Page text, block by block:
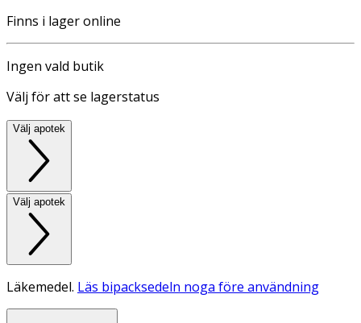
Finns i lager online
Ingen vald butik
Välj för att se lagerstatus
Välj apotek
Välj apotek
Läkemedel. Läs bipacksedeln noga före användning